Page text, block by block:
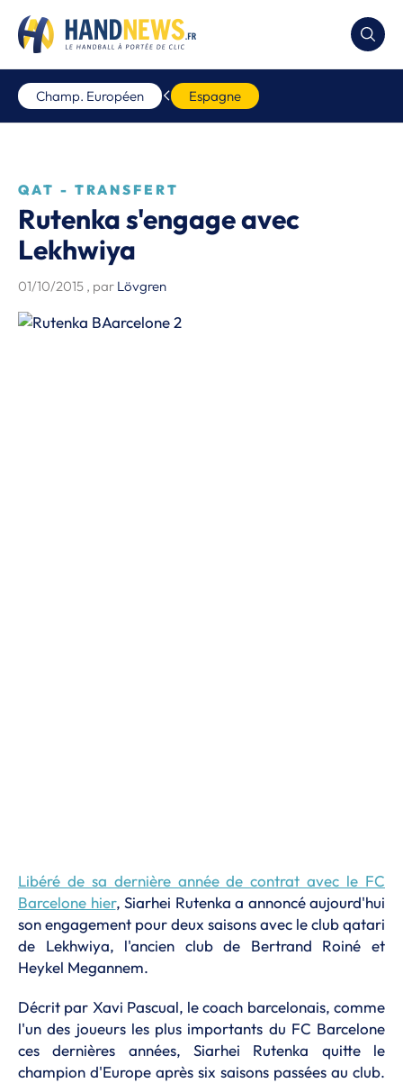
Champ. Européen Espagne
QAT - TRANSFERT
Rutenka s'engage avec
Lekhwiya
01/10/2015 , par Lövgren
Libéré de sa dernière année de contrat avec le FC
Barcelone hier, Siarhei Rutenka a annoncé aujourd'hui
son engagement pour deux saisons avec le club qatari
de Lekhwiya, l'ancien club de Bertrand Roiné et
Heykel Megannem.
Décrit par Xavi Pascual, le coach barcelonais, comme
l'un des joueurs les plus importants du FC Barcelone
ces dernières années, Siarhei Rutenka quitte le
champion d'Europe après six saisons passées au club.